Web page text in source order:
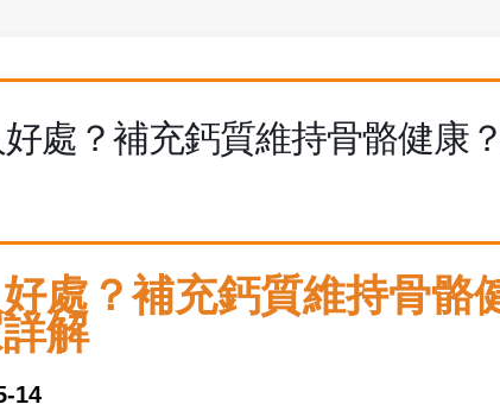
處？補充鈣質維持骨骼健康
處？補充鈣質維持骨骼
解
14